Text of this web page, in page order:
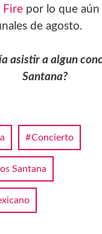
Fire por lo que
de agosto.
asistir a algun
Santana?
Concierto
Santana